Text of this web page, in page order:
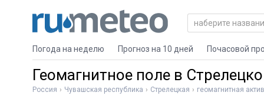
Погода на неделю Прогноз на 10 дней Почасовой
Геомагнитное поле в
Россия Чувашская республика Стрелецкая геомагнитная